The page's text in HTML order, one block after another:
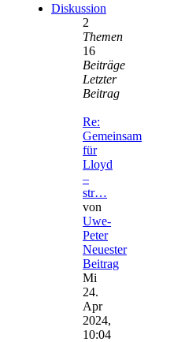
Diskussion
2
Themen
16
Beiträge
Letzter
Beitrag
Re:
Gemeinsam
für
Lloyd
–
str…
von
Uwe-
Peter
Neuester
Beitrag
Mi
24.
Apr
2024,
10:04